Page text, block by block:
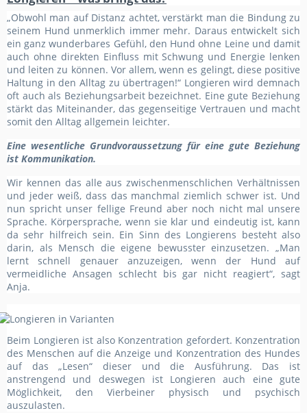
„Obwohl man auf Distanz achtet, verstärkt man die Bindung zu
seinem Hund unmerklich immer mehr. Daraus entwickelt sich
ein ganz wunderbares Gefühl, den Hund ohne Leine und damit
auch ohne direkten Einfluss mit Schwung und Energie lenken
und leiten zu können. Vor allem, wenn es gelingt, diese positive
Haltung in den Alltag zu übertragen!“ Longieren wird demnach
oft auch als Beziehungsarbeit bezeichnet. Eine gute Beziehung
stärkt das Miteinander, das gegenseitige Vertrauen und macht
somit den Alltag allgemein leichter.
Eine wesentliche Grundvoraussetzung für eine gute Beziehung
ist Kommunikation.
Wir kennen das alle aus zwischenmenschlichen Verhältnissen
und jeder weiß, dass das manchmal ziemlich schwer ist. Und
nun spricht unser fellige Freund aber noch nicht mal unsere
Sprache. Körpersprache, wenn sie klar und eindeutig ist, kann
da sehr hilfreich sein. Ein Sinn des Longierens besteht also
darin, als Mensch die eigene bewusster einzusetzen. „Man
lernt schnell genauer anzuzeigen, wenn der Hund auf
vermeidliche Ansagen schlecht bis gar nicht reagiert“, sagt
Anja.
Beim Longieren ist also Konzentration gefordert. Konzentration
des Menschen auf die Anzeige und Konzentration des Hundes
auf das „Lesen“ dieser und die Ausführung. Das ist
anstrengend und deswegen ist Longieren auch eine gute
Möglichkeit, den Vierbeiner physisch und psychisch
auszulasten.